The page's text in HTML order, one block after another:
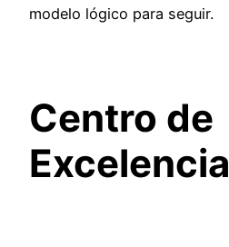
modelo lógico para seguir.
Centro de
Excelencia